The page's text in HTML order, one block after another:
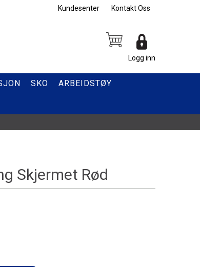
Kundesenter Kontakt Oss
Logg inn
SKO ARBEIDSTØY
Skjermet Rød